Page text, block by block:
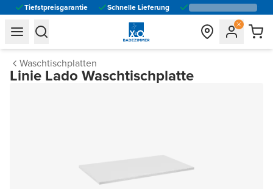
Tiefstpreisgarantie Schnelle Lieferung
general.navigation.toggle_menu.label
general.navigation.toggle_menu.label
Waschtischplatten
Linie Lado Waschtischplatte